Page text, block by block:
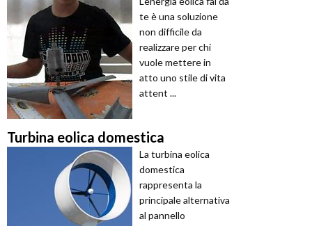
te è una soluzione
non difficile da
realizzare per chi
vuole mettere in
atto uno stile di vita
attent ...
Turbina eolica domestica
La turbina eolica
domestica
rappresenta la
principale alternativa
al pannello